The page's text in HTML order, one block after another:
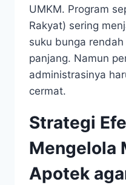
UMKM. Program
Rakyat) sering
suku bunga
panjang. Namun
administrasinya
cermat.
Strategi
Mengelola
Apotek